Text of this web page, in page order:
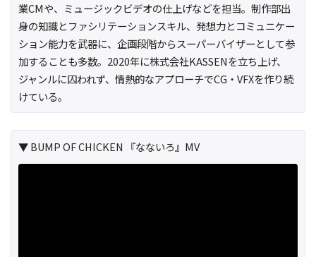
業CMや、ミュージックビデオの仕上げなどを担当。制作部出
身の知識とファシリテーションスキル、発想力とコミュニケー
ション能力を武器に、企画段階からスーパーバイザーとして参
加することも多数。2020年に株式会社KASSENを立ち上げ、
ジャンルに囚われず、情熱的なアプローチでCG・VFXを作り続
けている。
▼ BUMP OF CHICKEN 『なないろ』MV